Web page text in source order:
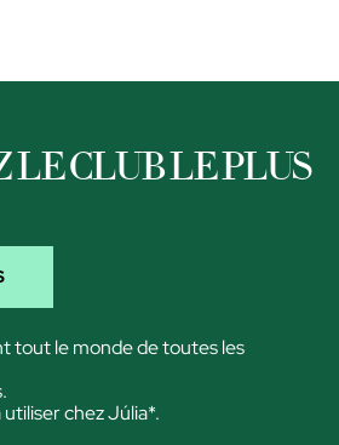
LE CLUB LE PLUS
tout le monde de toutes les
utiliser chez Júlia*.